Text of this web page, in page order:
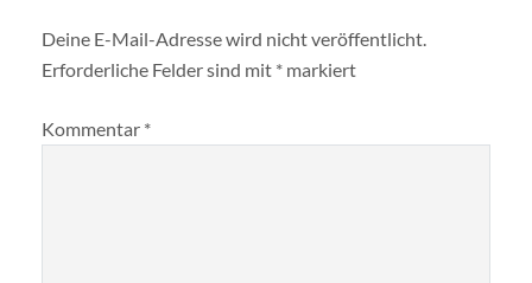
Deine E-Mail-Adresse wird nicht veröffentlicht.
Erforderliche Felder sind mit * markiert
Kommentar *